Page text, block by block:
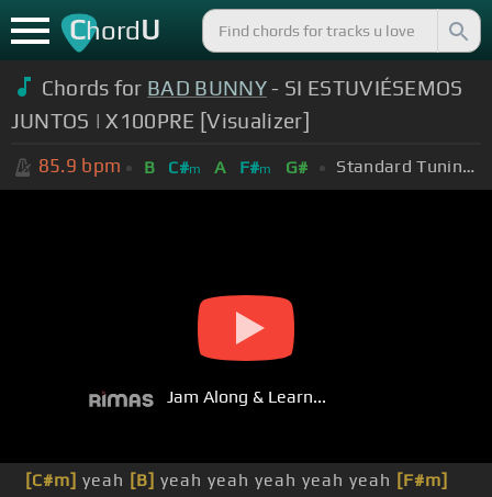
ChordU
Chords for BAD BUNNY- SI ESTUVIÉSEMOS
JUNTOS | X100PRE [Visualizer]
85.9 bpm B C#m A F#m G# Standard Tuning (EADGBE)
Jam Along & Learn...
[C#m] yeah [B] yeah yeah yeah yeah yeah [F#m]